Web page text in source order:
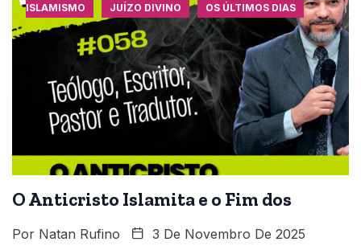
ISLAMISMO JUÍZO DIVINO OS ÚLTIMOS DIAS
O Anticristo Islamita e o Fim dos
Por Natan Rufino 3 De Novembro De 2025